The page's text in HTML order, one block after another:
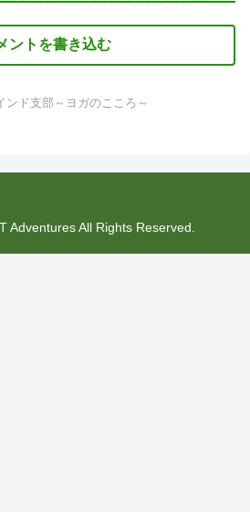
ントを書き込む
ンド支部～ヨガのこころ～
Adventures All Rights Reserved.